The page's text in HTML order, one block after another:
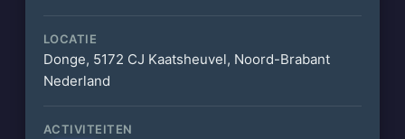
LOCATIE
Donge, 5172 CJ Kaatsheuvel, Noord-Brabant
Nederland
ACTIVITEITEN